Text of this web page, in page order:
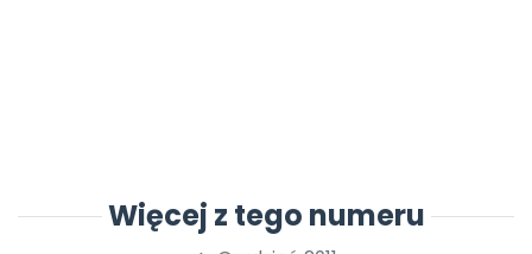
Więcej z tego numeru